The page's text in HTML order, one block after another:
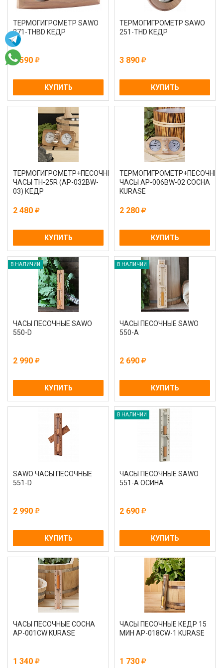
ТЕРМОГИГРОМЕТР SAWO
271-THBD КЕДР
3 590
КУПИТЬ
ТЕРМОГИГРОМЕТР SAWO
251-ТНD КЕДР
3 890
КУПИТЬ
ТЕРМОГИГРОМЕТР+ПЕСОЧНЫЕ
ЧАСЫ TH-25R (AP-032BW-
03) КЕДР
2 480
КУПИТЬ
ТЕРМОГИГРОМЕТР+ПЕСОЧНЫЕ
ЧАСЫ AP-006BW-02 СОСНА
KURASE
2 280
КУПИТЬ
В НАЛИЧИИ
ЧАСЫ ПЕСОЧНЫЕ SAWO
550-D
2 990
КУПИТЬ
В НАЛИЧИИ
ЧАСЫ ПЕСОЧНЫЕ SAWO
550-А
2 690
КУПИТЬ
SAWO ЧАСЫ ПЕСОЧНЫЕ
551-D
2 990
КУПИТЬ
В НАЛИЧИИ
ЧАСЫ ПЕСОЧНЫЕ SAWO
551-А ОСИНА
2 690
КУПИТЬ
ЧАСЫ ПЕСОЧНЫЕ СОСНА
AP-001CW KURASE
1 340
ЧАСЫ ПЕСОЧНЫЕ КЕДР 15
МИН AP-018CW-1 KURASE
1 730